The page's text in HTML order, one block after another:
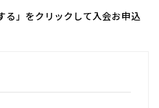
る」をクリックして入会お申込